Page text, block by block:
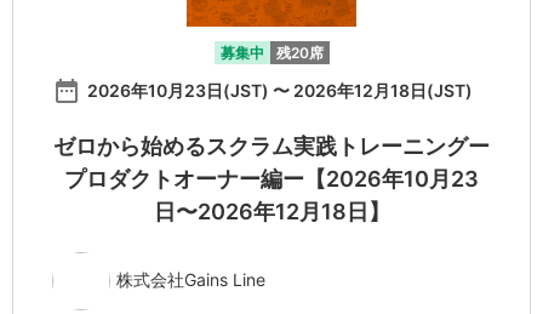
募集中 残20席
date_range 2026年10月23日(JST) 〜 2026年12月18日(JST)
ゼロから始めるスクラム実践トレーニングー
プロダクトオーナー編ー【2026年10月23
日〜2026年12月18日】
株式会社Gains Line